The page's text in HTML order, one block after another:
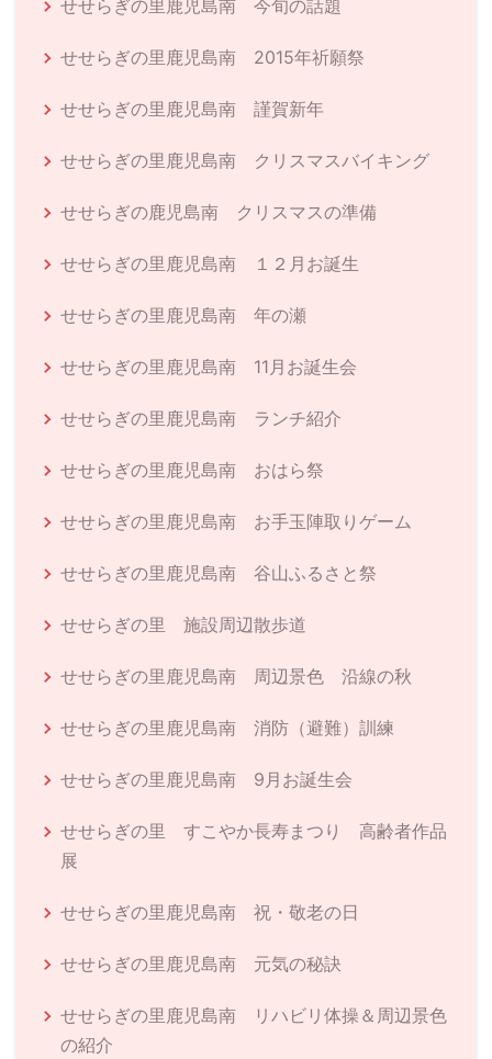
せせらぎの里鹿児島南 今旬の話題
せせらぎの里鹿児島南 2015年祈願祭
せせらぎの里鹿児島南 謹賀新年
せせらぎの里鹿児島南 クリスマスバイキング
せせらぎの鹿児島南 クリスマスの準備
せせらぎの里鹿児島南 １２月お誕生
せせらぎの里鹿児島南 年の瀬
せせらぎの里鹿児島南 11月お誕生会
せせらぎの里鹿児島南 ランチ紹介
せせらぎの里鹿児島南 おはら祭
せせらぎの里鹿児島南 お手玉陣取りゲーム
せせらぎの里鹿児島南 谷山ふるさと祭
せせらぎの里 施設周辺散歩道
せせらぎの里鹿児島南 周辺景色 沿線の秋
せせらぎの里鹿児島南 消防（避難）訓練
せせらぎの里鹿児島南 9月お誕生会
せせらぎの里 すこやか長寿まつり 高齢者作品
展
せせらぎの里鹿児島南 祝・敬老の日
せせらぎの里鹿児島南 元気の秘訣
せせらぎの里鹿児島南 リハビリ体操＆周辺景色
の紹介